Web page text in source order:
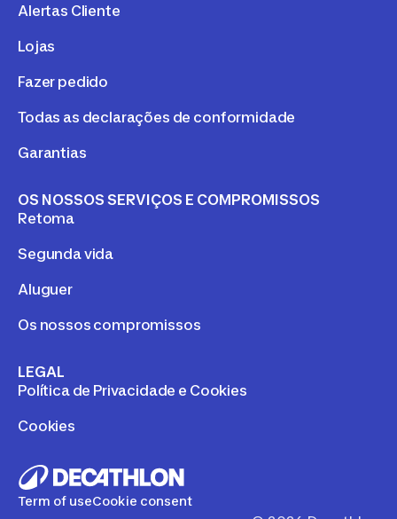
Alertas Cliente
Lojas
Fazer pedido
Todas as declarações de conformidade
Garantias
OS NOSSOS SERVIÇOS E COMPROMISSOS
Retoma
Segunda vida
Aluguer
Os nossos compromissos
LEGAL
Política de Privacidade e Cookies
Cookies
Term of useCookie consent